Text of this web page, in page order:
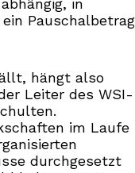
in
Pauschalbetrag
hängt also
Leiter des WSI-
im Laufe
durchgesetzt